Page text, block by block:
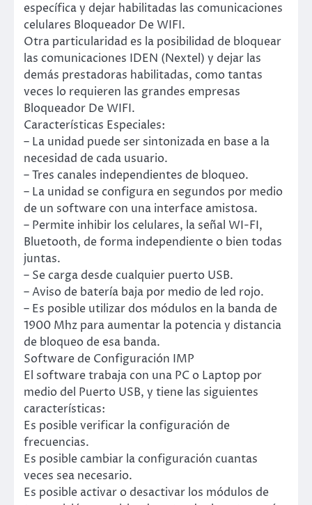
específica y dejar habilitadas las comunicaciones
celulares Bloqueador De WIFI.
Otra particularidad es la posibilidad de bloquear
las comunicaciones IDEN (Nextel) y dejar las
demás prestadoras habilitadas, como tantas
veces lo requieren las grandes empresas
Bloqueador De WIFI.
Características Especiales:
– La unidad puede ser sintonizada en base a la
necesidad de cada usuario.
– Tres canales independientes de bloqueo.
– La unidad se configura en segundos por medio
de un software con una interface amistosa.
– Permite inhibir los celulares, la señal WI-FI,
Bluetooth, de forma independiente o bien todas
juntas.
– Se carga desde cualquier puerto USB.
– Aviso de batería baja por medio de led rojo.
– Es posible utilizar dos módulos en la banda de
1900 Mhz para aumentar la potencia y distancia
de bloqueo de esa banda.
Software de Configuración IMP
El software trabaja con una PC o Laptop por
medio del Puerto USB, y tiene las siguientes
características:
Es posible verificar la configuración de
frecuencias.
Es posible cambiar la configuración cuantas
veces sea necesario.
Es posible activar o desactivar los módulos de